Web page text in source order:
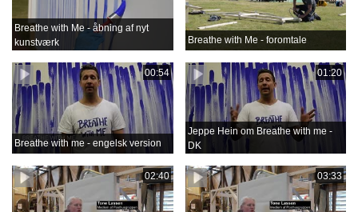
Breathe with Me - åbning af nyt
kunstværk
Breathe with Me - foromtale
00:54
Breathe with me - engelsk version
01:20
Jeppe Hein om Breathe with me -
DK
02:40 03:33